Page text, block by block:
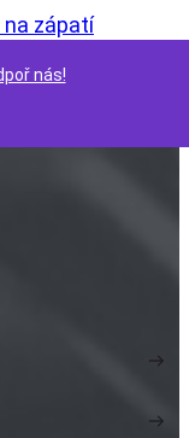
zápatí
nás!